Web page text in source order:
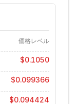
価格レベル
$0.1050
$0.099366
$0.094424